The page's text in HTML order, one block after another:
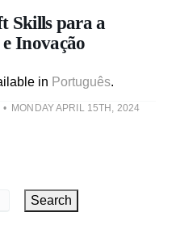
Skills para a
Inovação
in Português.
MONDAY APRIL 15TH, 2024
Search